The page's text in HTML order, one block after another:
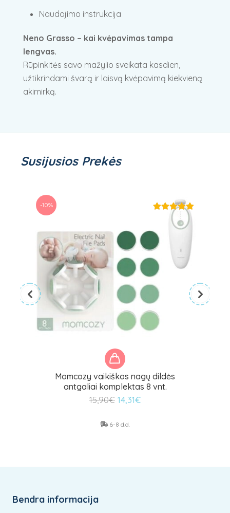
Naudojimo instrukcija
Neno Grasso – kai kvėpavimas tampa
lengvas.
Rūpinkitės savo mažylio sveikata kasdien,
užtikrindami švarą ir laisvą kvėpavimą kiekvieną
akimirką.
Susijusios Prekės
Momcozy vaikiškos nagų dildės
antgaliai komplektas 8 vnt.
15,90€ Original
was:
14,31€Current
-10%
6-8 d.d.
Bendra informacija